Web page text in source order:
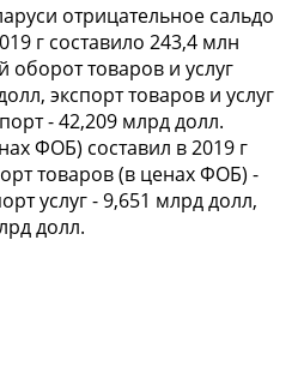
отрицательное сальдо
г составило 243,4 млн
товаров и услуг
экспорт товаров и услуг
- 42,209 млрд долл.
ФОБ) составил в 2019 г
товаров (в ценах ФОБ) -
услуг - 9,651 млрд долл,
долл.